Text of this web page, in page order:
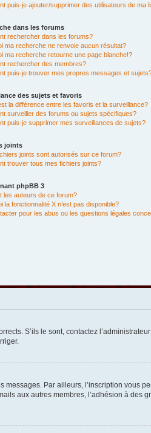
puis-je ajouter/supprimer des utilisateurs de ma
dans les forums
rechercher dans les forums?
ma recherche ne renvoie aucun résultat?
ma recherche retourne une page blanche!?
rechercher des membres?
puis-je trouver mes propres messages et
des sujets et favoris
la différence entre les favoris et la surveillance?
surveiller des forums ou sujets spécifiques?
puis-je supprimer mes surveillances de sujets?
joints
joints sont autorisés sur ce forum?
trouver tous mes fichiers joints?
phpBB 3
les auteurs de ce forum?
la fonctionnalité X n’est pas disponible?
pour les abus ou les questions légales
S’ils le sont, contactez
Par ailleurs, l’inscription vous
aux autres membres, l’adhésion à des